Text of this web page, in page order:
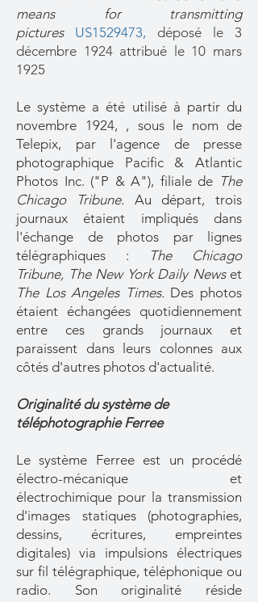
means for transmitting
pictures
US1529473,
déposé le 3
décembre 1924 attribué le 10 mars
1925
Le système a été utilisé à partir du
novembre 1924, , sous le nom de
Telepix, par l'agence de presse
photographique Pacific & Atlantic
Photos Inc. ("P & A"), filiale de The
Chicago Tribune. Au départ, trois
journaux étaient impliqués dans
l'échange de photos par lignes
télégraphiques :
The Chicago
Tribune, The New York Daily Newset
The Los Angeles Times. Des photos
étaient échangées quotidiennement
entre ces grands journaux et
paraissent dans leurs colonnes aux
côtés d'autres photos d'actualité.
Originalité du système de
téléphotographie Ferree
Le système Ferree est un procédé
électro-mécanique et
électrochimique pour la transmission
d'images statiques (photographies,
dessins, écritures, empreintes
digitales) via impulsions électriques
sur fil télégraphique, téléphonique ou
radio. Son originalité réside